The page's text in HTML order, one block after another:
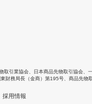
取引業協会 日本商品先物取引協会
財務局長（金商）第195号、商品先物
採用情報